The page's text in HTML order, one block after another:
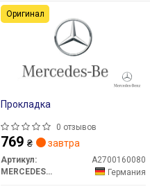
Прокладка
0 отзывов
769 ₴ завтра
Артикул:
A2700160080
MERCEDES-BENZ
Германия
Оригинал